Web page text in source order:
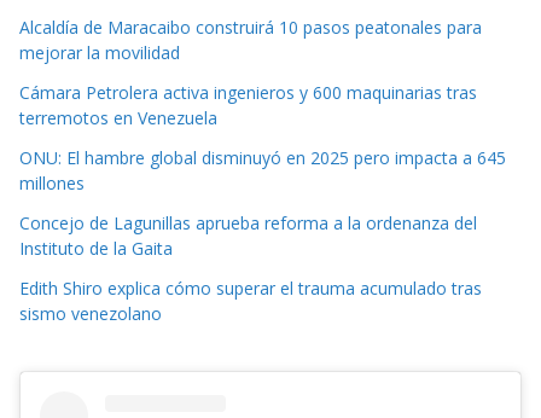
Alcaldía de Maracaibo construirá 10 pasos peatonales para
mejorar la movilidad
Cámara Petrolera activa ingenieros y 600 maquinarias tras
terremotos en Venezuela
ONU: El hambre global disminuyó en 2025 pero impacta a 645
millones
Concejo de Lagunillas aprueba reforma a la ordenanza del
Instituto de la Gaita
Edith Shiro explica cómo superar el trauma acumulado tras
sismo venezolano